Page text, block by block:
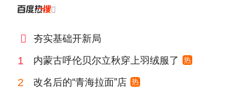

 夯实基础开新局
1 内蒙古呼伦贝尔立秋穿上羽绒服了 热
2 改名后的“青海拉面”店 热